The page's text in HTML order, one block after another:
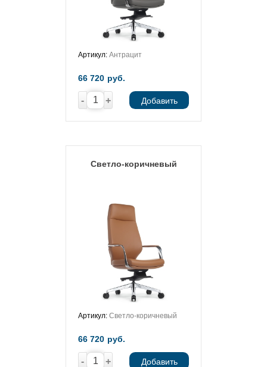
Артикул: Антрацит
66 720 руб.
- + Добавить
Светло-коричневый
Артикул: Светло-коричневый
66 720 руб.
- + Добавить